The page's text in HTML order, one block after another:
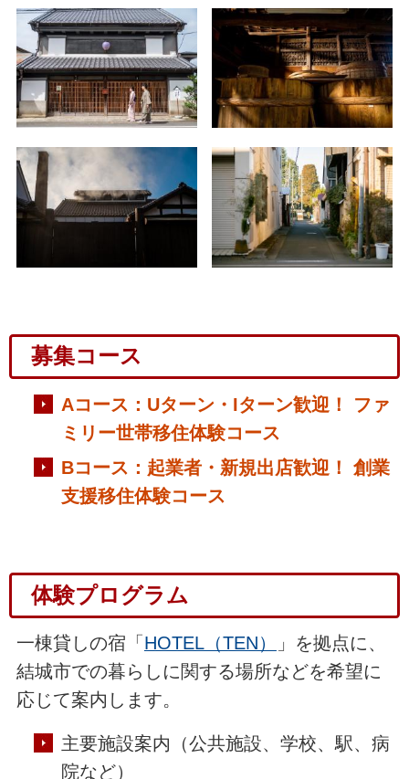
募集コース
Aコース：Uターン・Iターン歓迎！ ファ
ミリー世帯移住体験コース
Bコース：起業者・新規出店歓迎！ 創業
支援移住体験コース
体験プログラム
一棟貸しの宿「 HOTEL（TEN）
」を拠点に、
結城市での暮らしに関する場所などを希望に
応じて案内します。
主要施設案内（公共施設、学校、駅、病
院など）